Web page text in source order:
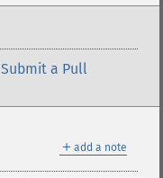
Submit a Pull
＋ add a note